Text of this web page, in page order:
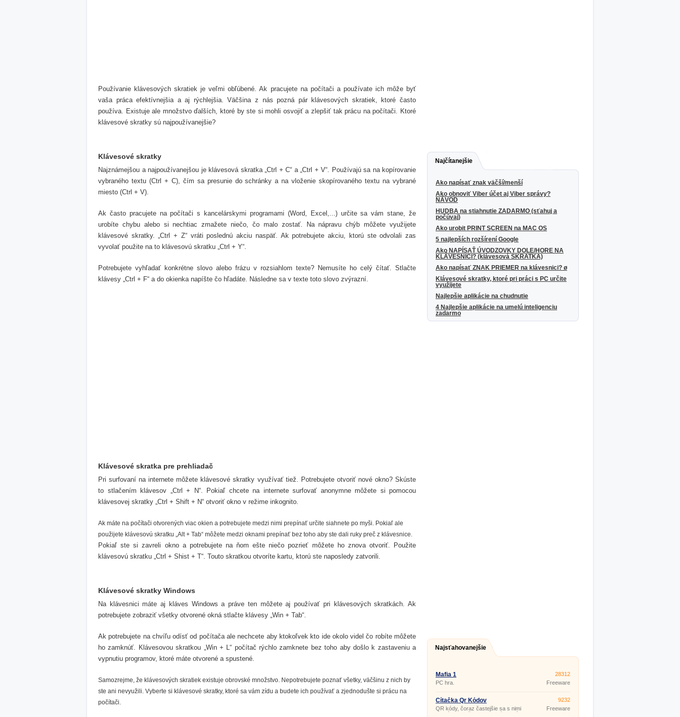
Používanie klávesových skratiek je veľmi obľúbené. Ak pracujete na počítači a používate ich môže byť
vaša práca efektívnejšia a aj rýchlejšia. Väčšina z nás pozná pár klávesových skratiek, ktoré často
používa. Existuje ale množstvo ďalších, ktoré by ste si mohli osvojiť a zlepšiť tak prácu na počítači. Ktoré
klávesové skratky sú najpoužívanejšie?
Klávesové skratky
Najznámejšou a najpoužívanejšou je klávesová skratka „Ctrl + C“ a „Ctrl + V“. Používajú sa na kopírovanie
vybraného textu (Ctrl + C), čím sa presunie do schránky a na vloženie skopírovaného textu na vybrané
miesto (Ctrl + V).
Ak často pracujete na počítači s kancelárskymi programami (Word, Excel,...) určite sa vám stane, že
urobíte chybu alebo si nechtiac zmažete niečo, čo malo zostať. Na nápravu chýb môžete využijete
klávesové skratky. „Ctrl + Z“ vráti poslednú akciu naspäť. Ak potrebujete akciu, ktorú ste odvolali zas
vyvolať použite na to klávesovú skratku „Ctrl + Y“.
Potrebujete vyhľadať konkrétne slovo alebo frázu v rozsiahlom texte? Nemusíte ho celý čítať. Stlačte
klávesy „Ctrl + F“ a do okienka napíšte čo hľadáte. Následne sa v texte toto slovo zvýrazní.
Klávesové skratka pre prehliadač
Pri surfovaní na internete môžete klávesové skratky využívať tiež. Potrebujete otvoriť nové okno? Skúste
to stlačením klávesov „Ctrl + N“. Pokiaľ chcete na internete surfovať anonymne môžete si pomocou
klávesovej skratky „Ctrl + Shift + N“ otvoriť okno v režime inkognito.
Ak máte na počítači otvorených viac okien a potrebujete medzi nimi prepínať určite siahnete po myši. Pokiaľ ale
použijete klávesovú skratku „Alt + Tab“ môžete medzi oknami prepínať bez toho aby ste dali ruky preč z klávesnice.
Pokiaľ ste si zavreli okno a potrebujete na ňom ešte niečo pozrieť môžete ho znova otvoriť. Použite
klávesovú skratku „Ctrl + Shist + T“. Touto skratkou otvoríte kartu, ktorú ste naposledy zatvorili.
Klávesové skratky Windows
Na klávesnici máte aj kláves Windows a práve ten môžete aj používať pri klávesových skratkách. Ak
potrebujete zobraziť všetky otvorené okná stlačte klávesy „Win + Tab“.
Ak potrebujete na chvíľu odísť od počítača ale nechcete aby ktokoľvek kto ide okolo videl čo robíte môžete
ho zamknúť. Klávesovou skratkou „Win + L“ počítač rýchlo zamknete bez toho aby došlo k zastaveniu a
vypnutiu programov, ktoré máte otvorené a spustené.
Samozrejme, že klávesových skratiek existuje obrovské množstvo. Nepotrebujete poznať všetky, väčšinu z nich by
ste ani nevyužili. Vyberte si klávesové skratky, ktoré sa vám zídu a budete ich používať a zjednodušte si prácu na
počítači.
Najčítanejšie
Ako napísať znak väčší/menší
Ako obnoviť Viber účet aj Viber správy?
NÁVOD
HUDBA na stiahnutie ZADARMO (sťahuj a
počúvaj)
Ako urobit PRINT SCREEN na MAC OS
5 najlepších rozšírení Google
Ako NAPÍSAŤ ÚVODZOVKY DOLE/HORE NA
KLÁVESNICI? (klávesová SKRATKA)
Ako napísať ZNAK PRIEMER na klávesnici? ø
Klávesové skratky, ktoré pri práci s PC určite
využijete
Najlepšie aplikácie na chudnutie
4 Najlepšie aplikácie na umelú inteligenciu
zadarmo
Najsťahovanejšie
Mafia 1
PC hra.
28312
Freeware
Čítačka Qr Kódov
QR kódy, čoraz častejšie sa s nimi
stretávame všade okolo nás. Vidíme
9232
Freeware